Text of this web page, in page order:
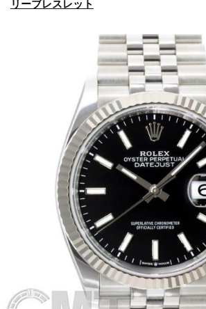
リーブレスレット